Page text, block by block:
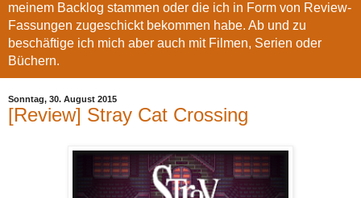
meinem Backlog stammen oder die ich in Form von Review-
Fassungen zugeschickt bekommen habe. Ab und zu
beschäftige ich mich aber auch mit Filmen, Serien oder
Büchern.
Sonntag, 30. August 2015
[Review] Stray Cat Crossing